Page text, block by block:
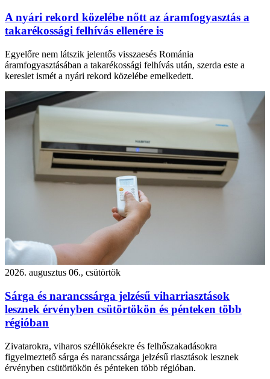
A nyári rekord közelébe nőtt az áramfogyasztás a
takarékossági felhívás ellenére is
Egyelőre nem látszik jelentős visszaesés Románia
áramfogyasztásában a takarékossági felhívás után, szerda este a
kereslet ismét a nyári rekord közelébe emelkedett.
2026. augusztus 06., csütörtök
Sárga és narancssárga jelzésű viharriasztások
lesznek érvényben csütörtökön és pénteken több
régióban
Zivatarokra, viharos széllökésekre és felhőszakadásokra
figyelmeztető sárga és narancssárga jelzésű riasztások lesznek
érvényben csütörtökön és pénteken több régióban.